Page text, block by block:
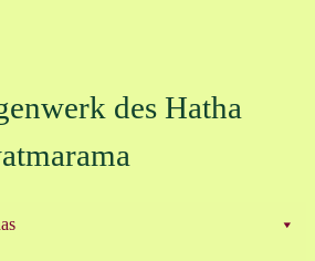
des Hatha